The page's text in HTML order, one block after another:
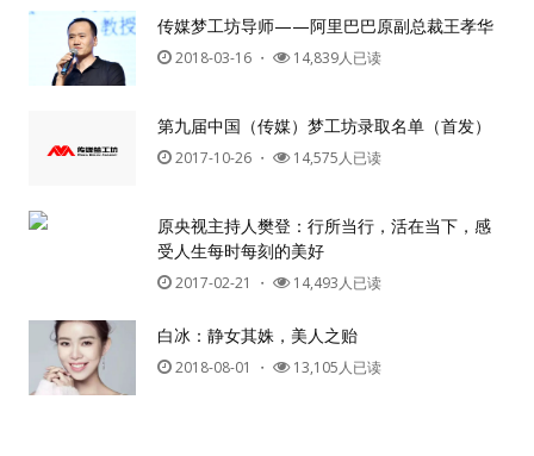
传媒梦工坊导师——阿里巴巴原副总裁王孝华
2018-03-16 ・ 14,839人已读
第九届中国（传媒）梦工坊录取名单（首发）
2017-10-26 ・ 14,575人已读
原央视主持人樊登：行所当行，活在当下，感
受人生每时每刻的美好
2017-02-21 ・ 14,493人已读
白冰：静女其姝，美人之贻
2018-08-01 ・ 13,105人已读